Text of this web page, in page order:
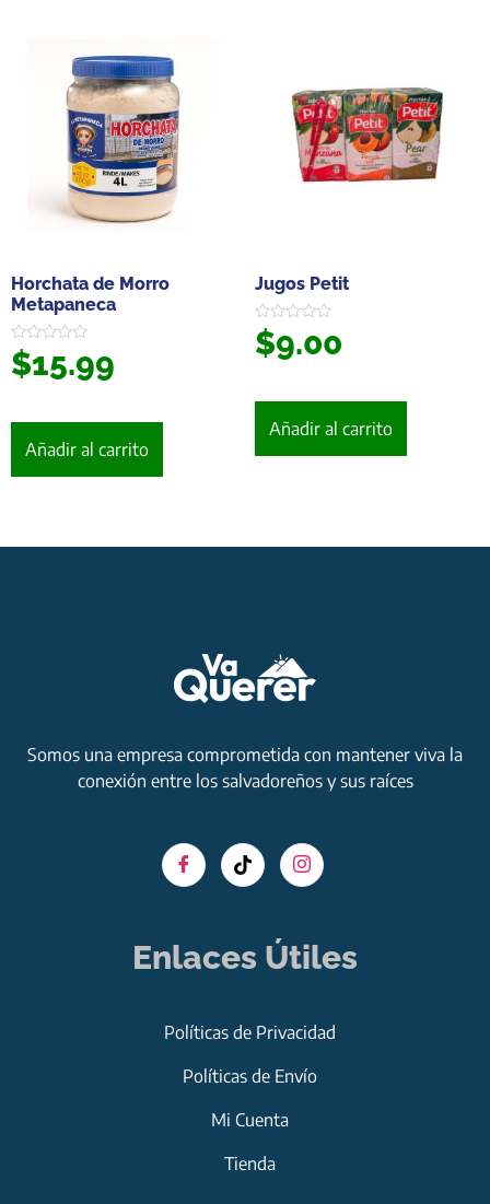
Horchata de Morro
Metapaneca
Valorado
en
$15.99
Añadir al carrito
Jugos Petit
Valorado
en
$9.00
Añadir al carrito
Somos una empresa comprometida con mantener viva la
conexión entre los salvadoreños y sus raíces
Enlaces Útiles
Políticas de Privacidad
Políticas de Envío
Mi Cuenta
Tienda